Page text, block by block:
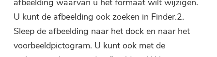
afbeelding waarvan u het formaat wilt wijzigen.
U kunt de afbeelding ook zoeken in Finder.2.
Sleep de afbeelding naar het dock en naar het
voorbeeldpictogram. U kunt ook met de